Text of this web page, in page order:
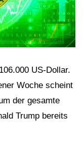
US-Dollar.
Woche scheint
der gesamte
Trump bereits